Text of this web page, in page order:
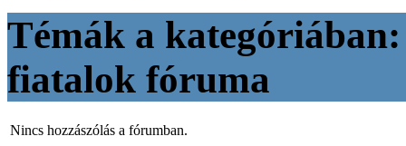
Témák a
fiatalok fóruma
Nincs hozzászólás a fórumban.